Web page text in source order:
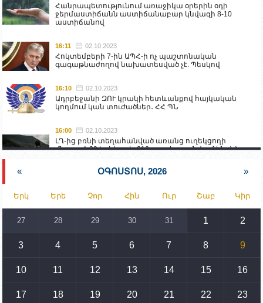
Հանրապետությունում առաջիկա օրերին օդի
ջերմաստիճանն աստիճանաբար կնվազի 8-10
աստիճանով
16:11 02.10.2023
Հոկտեմբերի 7-ին ԱՊՀ-ի ոչ պաշտոնական
գագաթնաժողով նախատեսված չէ. Պեսկով
16:10 02.10.2023
Ադրբեջանի ԶՈՒ կրակի հետևանքով հայկական
կողմում կան տուժածներ․ ՀՀ ՊՆ
16:00 02.10.2023
ԼՂ-ից բռնի տեղահանված առանց ուղեկցողի
մնացած 20 երեխա և 216 տարեց գտնվում են ՀՀ
նախարարության հոգածության ներքո
Իրանը կողմ է տարածաշրջանի համար շահավետ
տրանսպորտային հաղորդակցությունների
զարգացմանը, սակայն ոչ՝ միջազգային
սահմանների փոփոխությանը
15:10 02.10.2023
սպառնալիքները կասեցնելու համար. իսպանացի
պատգամավորը Գորիսում է
14:54 02.10.2023
« ՕԳՈՍՏՈՍ, 2026 »
Երկ Երե Չոր Հին Ուր Շաբ Կիր
27 28 29 30 31 1 2
3 4 5 6 7 8 9
10 11 12 13 14 15 16
17 18 19 20 21 22 23